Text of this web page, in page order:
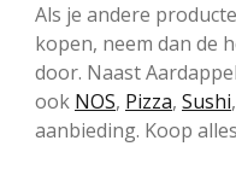
Als je andere
kopen, neem dan de
door. Naast
ook NOS, Pizza, Sushi,
aanbieding. Koop